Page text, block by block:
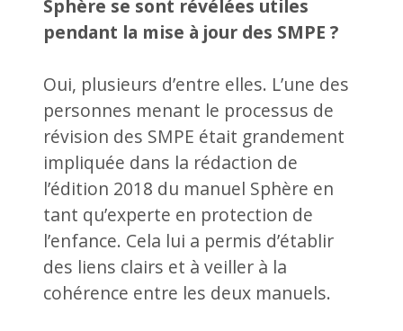
Sphère se sont révélées utiles
pendant la mise à jour des SMPE ?
Oui, plusieurs d’entre elles. L’une des
personnes menant le processus de
révision des SMPE était grandement
impliquée dans la rédaction de
l’édition 2018 du manuel Sphère en
tant qu’experte en protection de
l’enfance. Cela lui a permis d’établir
des liens clairs et à veiller à la
cohérence entre les deux manuels.